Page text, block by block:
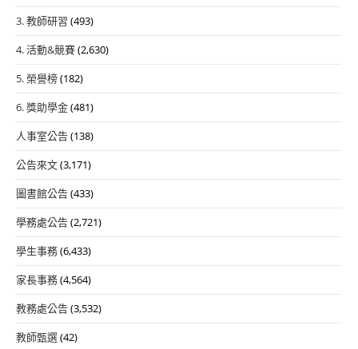
3. 教師研習 (493)
4. 活動&競賽(2,630)
5. 榮譽榜(182)
6. 獎助學金(481)
人事室公告(138)
公告來文(3,171)
圖書館公告(433)
學務處公告(2,721)
學生事務(6,433)
家長事務(4,564)
教務處公告(3,532)
教師甄選(42)